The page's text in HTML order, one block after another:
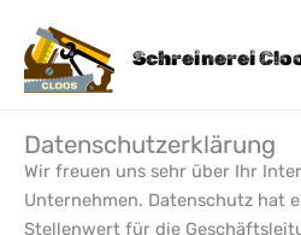
Inhalt
springen
Schreinerei
Datenschutzerklärung
Wir freuen uns sehr über Ihr
Unternehmen. Datenschutz hat
Stellenwert für die